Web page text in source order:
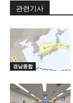
관련기사
경남종합